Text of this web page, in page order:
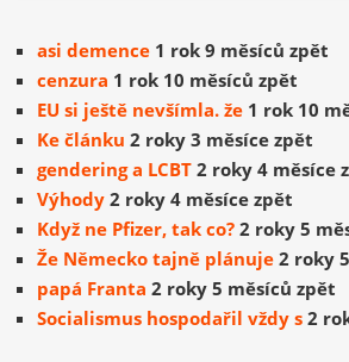
asi demence 1 rok 9 měsíců zpět
cenzura 1 rok 10 měsíců zpět
EU si ještě nevšímla. že 1 rok 10
Ke článku 2 roky 3 měsíce zpět
gendering a LCBT 2 roky 4 měsíce
Výhody 2 roky 4 měsíce zpět
Když ne Pfizer, tak co? 2 roky 5
Že Německo tajně plánuje 2 roky
papá Franta 2 roky 5 měsíců zpět
Socialismus hospodařil vždy s 2